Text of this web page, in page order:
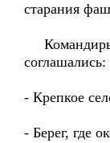
старания
Командиры
соглашались:
- Крепкое
- Берег, где